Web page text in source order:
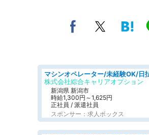
株式会社綜合キャリアオプション
新潟県 新潟市
時給1,300円～1,625円
正社員 / 派遣社員
スポンサー：求人ボックス